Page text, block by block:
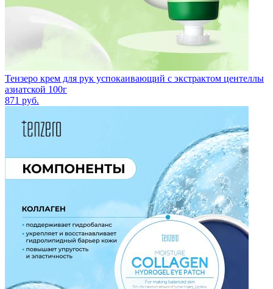
Тензеро крем для рук успокаивающий с экстрактом центеллы
азиатской 100г
871 руб.